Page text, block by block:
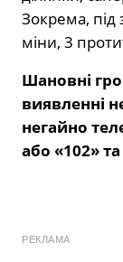
Зокрема, під
міни, 3
Шановні
виявленні
негайно
або «102» та
РЕКЛАМА